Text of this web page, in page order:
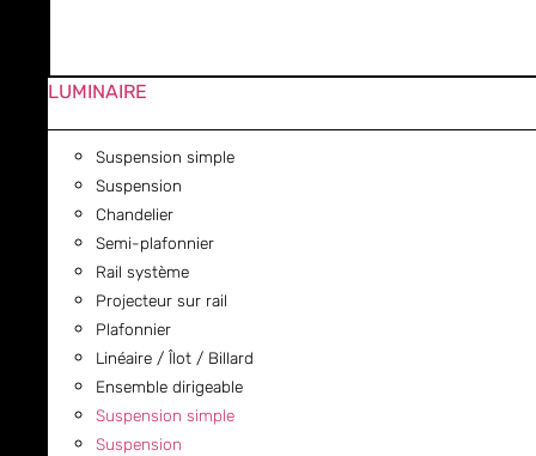
LUMINAIRE
Suspension simple
Suspension
Chandelier
Semi-plafonnier
Rail système
Projecteur sur rail
Plafonnier
Linéaire / Îlot / Billard
Ensemble dirigeable
Suspension simple
Suspension